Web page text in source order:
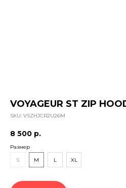
VOYAGEUR ST ZIP
SKU: VSZHJCR2U26M
8 500 р.
Размер
S
M L XL